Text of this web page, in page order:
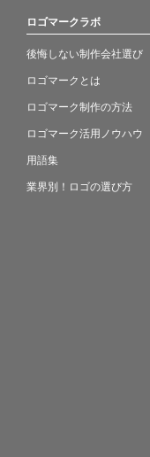
ロゴマークラボ
後悔しない制作会社選び
ロゴマークとは
ロゴマーク制作の方法
ロゴマーク活用ノウハウ
用語集
業界別！ロゴの選び方